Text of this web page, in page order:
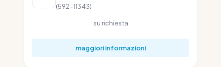
(592-11343)
su richiesta
maggiori informazioni